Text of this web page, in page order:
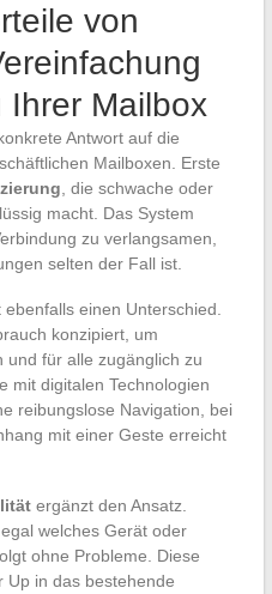
von
Mailbox
Antwort auf die
Mailboxen. Erste
, die schwache oder
macht. Das System
zu verlangsamen,
selten der Fall ist.
einen Unterschied.
konzipiert, um
und für alle zugänglich zu
mit digitalen Technologien
reibungslose Navigation, bei
mit einer Geste erreicht
ergänzt den Ansatz.
welches Gerät oder
ohne Probleme. Diese
Up in das bestehende